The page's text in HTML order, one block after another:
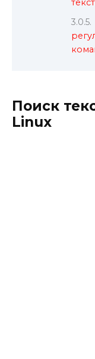
Поиск
Linux